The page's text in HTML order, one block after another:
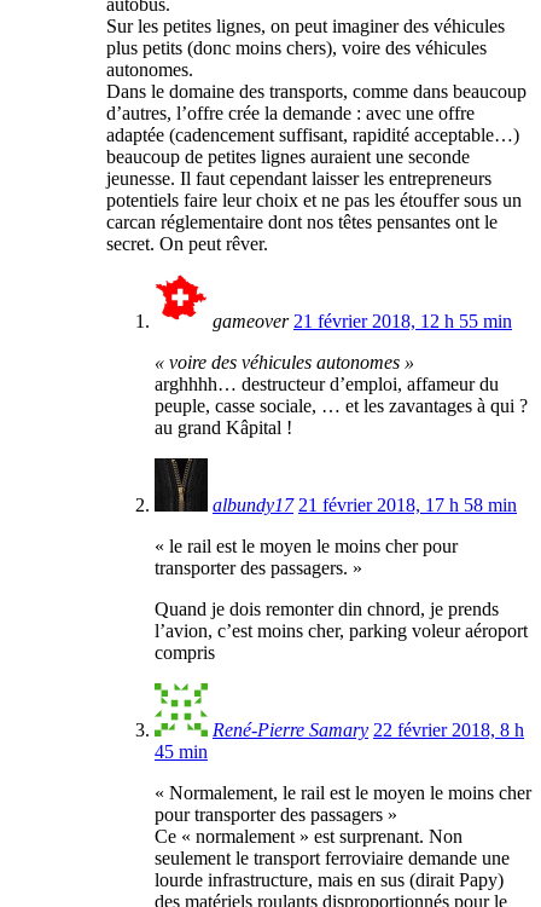
autobus.
Sur les petites lignes, on peut imaginer des véhicules
plus petits (donc moins chers), voire des véhicules
autonomes.
Dans le domaine des transports, comme dans beaucoup
d’autres, l’offre crée la demande : avec une offre
adaptée (cadencement suffisant, rapidité acceptable…)
beaucoup de petites lignes auraient une seconde
jeunesse. Il faut cependant laisser les entrepreneurs
potentiels faire leur choix et ne pas les étouffer sous un
carcan réglementaire dont nos têtes pensantes ont le
secret. On peut rêver.
gameover 21 février 2018, 12 h 55 min
« voire des véhicules autonomes »
arghhhh… destructeur d’emploi, affameur du
peuple, casse sociale, … et les zavantages à qui ?
au grand Kâpital !
albundy17 21 février 2018, 17 h 58 min
« le rail est le moyen le moins cher pour
transporter des passagers. »
Quand je dois remonter din chnord, je prends
l’avion, c’est moins cher, parking voleur aéroport
compris
René-Pierre Samary 22 février 2018, 8 h
45 min
« Normalement, le rail est le moyen le moins cher
pour transporter des passagers »
Ce « normalement » est surprenant. Non
seulement le transport ferroviaire demande une
lourde infrastructure, mais en sus (dirait Papy)
des matériels roulants disproportionnés pour le